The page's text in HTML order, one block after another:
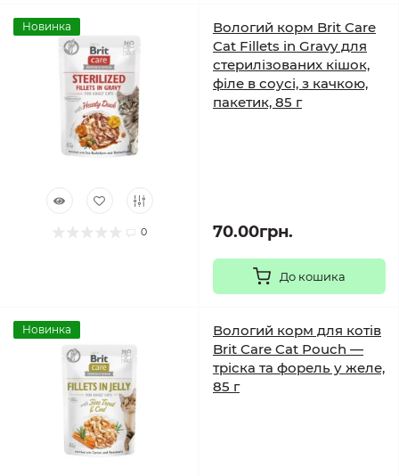
Новинка
0
Вологий корм Brit Care
Cat Fillets in Gravy для
стерилізованих кішок,
філе в соусі, з качкою,
пакетик, 85 г
70.00грн.
До кошика
Новинка
Вологий корм для котів
Brit Care Cat Pouch —
тріска та форель у желе,
85 г